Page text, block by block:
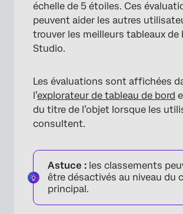
échelle de 5 étoiles. Ces
peuvent aider les autres
trouver les meilleurs tableaux de
Studio.
Les évaluations sont affichées
l’explorateur de tableau de bord
du titre de l’objet lorsque les
consultent.
Astuce : les classements
être désactivés au niveau du
principal.